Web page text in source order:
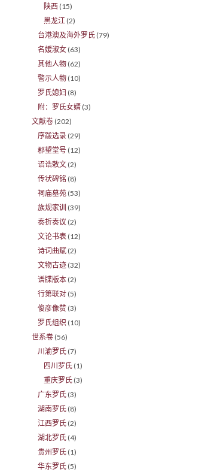
陕西 (15)
黑龙江 (2)
台港澳及海外罗氏 (79)
名嫒淑女 (63)
其他人物 (62)
警示人物 (10)
罗氏媳妇 (8)
附：罗氏女婿 (3)
文献卷 (202)
序跋选录 (29)
郡望堂号 (12)
诏诰敕文 (2)
传状碑铭 (8)
祠庙墓苑 (53)
族规家训 (39)
奏折奏议 (2)
文论书表 (12)
诗词曲赋 (2)
文物古迹 (32)
谱牒版本 (2)
行第联对 (5)
俊彦像赞 (3)
罗氏组织 (10)
世系卷 (56)
川渝罗氏 (7)
四川罗氏 (1)
重庆罗氏 (3)
广东罗氏 (3)
湖南罗氏 (8)
江西罗氏 (2)
湖北罗氏 (4)
贵州罗氏 (1)
华东罗氏 (5)